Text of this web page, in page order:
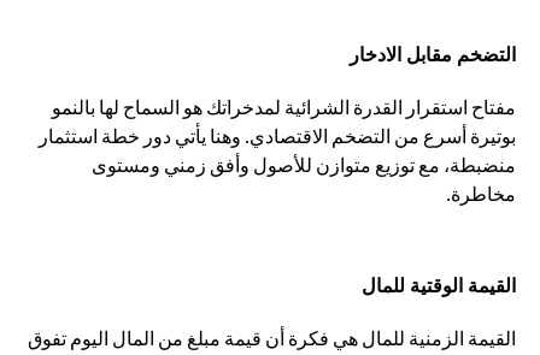
التضخم مقابل الادخار
مفتاح استقرار القدرة الشرائية لمدخراتك هو السماح لها بالنمو
بوتيرة أسرع من التضخم الاقتصادي. وهنا يأتي دور خطة استثمار
منضبطة، مع توزيع متوازن للأصول وأفق زمني ومستوى
مخاطرة.
القيمة الوقتية للمال
القيمة الزمنية للمال هي فكرة أن قيمة مبلغ من المال اليوم تفوق